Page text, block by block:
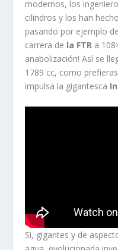
modernos, los
cilindros y los han
pasando por ejemplo
carrera de la FTR a
anabolización! Así se
1789 cc, como
impulsa la gigantesca
Si, gigantes y de